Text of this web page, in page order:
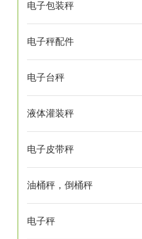
电子包装秤
电子秤配件
电子台秤
液体灌装秤
电子皮带秤
油桶秤，倒桶秤
电子秤